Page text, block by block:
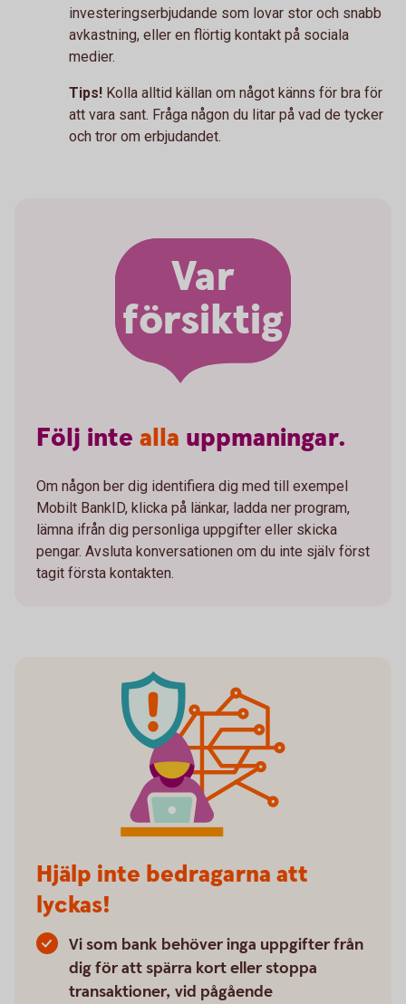
investeringserbjudande som lovar stor och snabb
avkastning, eller en flörtig kontakt på sociala
medier.
Tips! Kolla alltid källan om något känns för bra för
att vara sant. Fråga någon du litar på vad de tycker
och tror om erbjudandet.
Var
försiktig
Följ inte alla uppmaningar.
Om någon ber dig identifiera dig med till exempel
Mobilt BankID, klicka på länkar, ladda ner program,
lämna ifrån dig personliga uppgifter eller skicka
pengar. Avsluta konversationen om du inte själv först
tagit första kontakten.
Hjälp inte bedragarna att
lyckas!
Vi som bank behöver inga uppgifter från
dig för att spärra kort eller stoppa
transaktioner, vid pågående